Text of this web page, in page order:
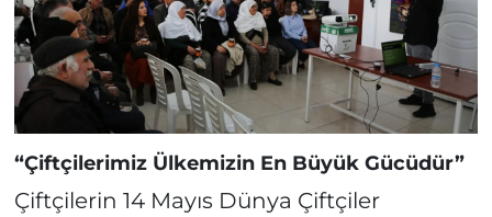
“Çiftçilerimiz Ülkemizin En Büyük Gücüdür”
Çiftçilerin 14 Mayıs Dünya Çiftçiler